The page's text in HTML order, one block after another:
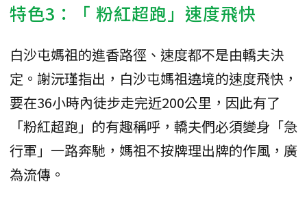
特色3：「 粉紅超跑」速度飛快
白沙屯媽祖的進香路徑、速度都不是由轎夫決
定。謝沅瑾指出，白沙屯媽祖遶境的速度飛快，
要在36小時內徒步走完近200公里，因此有了
「粉紅超跑」的有趣稱呼，轎夫們必須變身「急
行軍」一路奔馳，媽祖不按牌理出牌的作風，廣
為流傳。